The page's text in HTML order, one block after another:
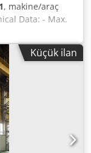
, makine/araç
Data: - Max.
500 mm -
Ankjr - Return
1000 mm
Ram clamping
mm - Table
hole in table:
- Oil capacity
space
approx.:
Küçük ilan